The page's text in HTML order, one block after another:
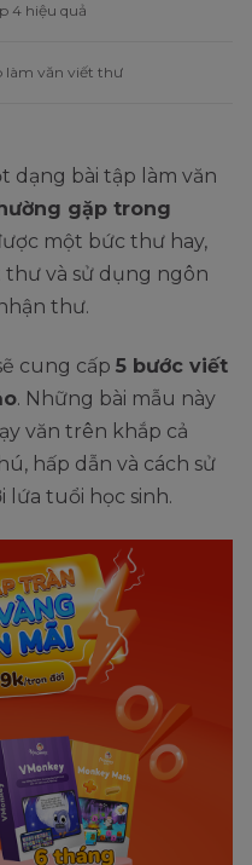
4 hiệu quả
làm văn viết thư
dạng bài tập làm văn
gặp trong
một bức thư hay,
thư và sử dụng ngôn
thư.
cung cấp 5 bước viết
. Những bài mẫu này
văn trên khắp cả
hấp dẫn và cách sử
tuổi học sinh.